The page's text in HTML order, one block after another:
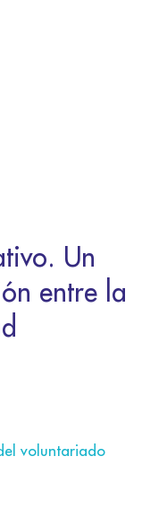
Un
entre la